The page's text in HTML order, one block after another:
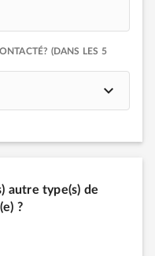
(DANS LES 5
autre type(s) de
?